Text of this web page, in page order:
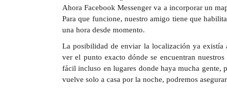
Ahora Facebook Messenger va a incorporar un
Para que funcione, nuestro amigo tiene que
una hora desde momento.
La posibilidad de enviar la localización ya existía
ver el punto exacto dónde se encuentran
fácil incluso en lugares donde haya mucha gente,
vuelve solo a casa por la noche, podremos